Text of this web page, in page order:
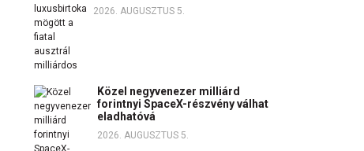
2026. AUGUSZTUS 5.
Közel negyvenezer milliárd
forintnyi SpaceX-részvény válhat
eladhatóvá
2026. AUGUSZTUS 5.